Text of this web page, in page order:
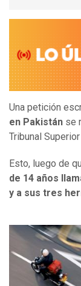
Una petición
en Pakistán se
Tribunal
Esto, luego de
de 14 años
y a sus tres